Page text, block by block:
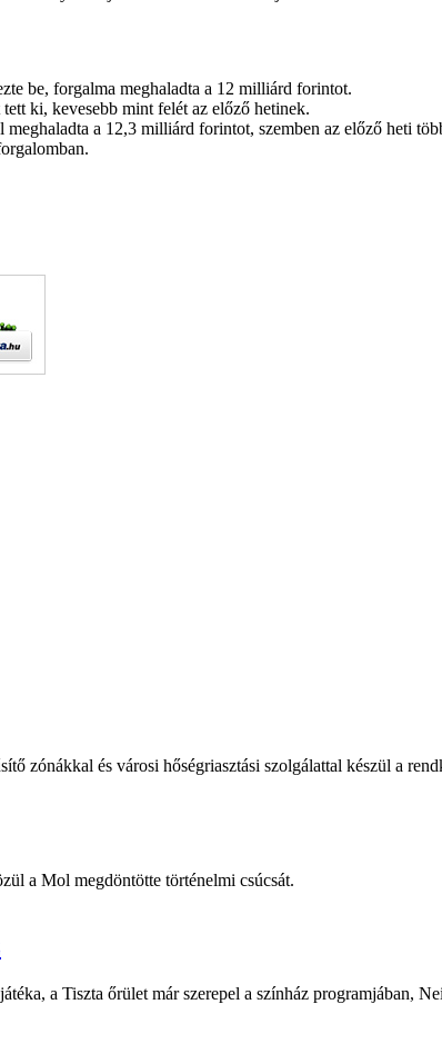
be, forgalma meghaladta a 12 milliárd forintot.
ki, kevesebb mint felét az előző hetinek.
a 12,3 milliárd forintot, szemben az előző heti
zónákkal és városi hőségriasztási szolgálattal készül a
a Mol megdöntötte történelmi csúcsát.
a Tiszta őrület már szerepel a színház programjában,